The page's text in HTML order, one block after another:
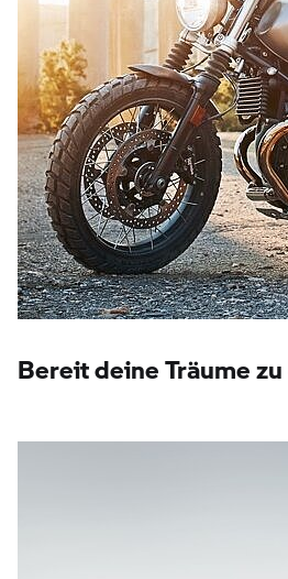
Bereit deine Träume